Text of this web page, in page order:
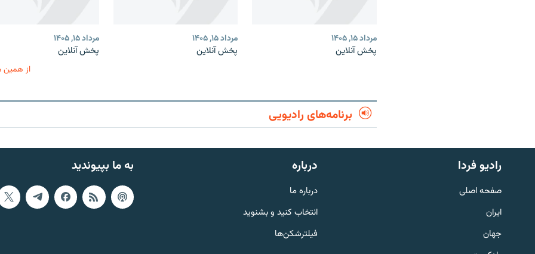
English
به ما بپیوندید
مرداد ۱۵, ۱۴۰۵
پخش آنلاین
مرداد ۱۵, ۱۴۰۵
پخش آنلاین
مرداد ۱۵, ۱۴۰۵
پخش آنلاین
از همین
برنامه‌های رادیویی
به ما بپیوندید رادیو فردا
صفحه اصلی
ایران
جهان
درباره
درباره ما
انتخاب کنید و بشنوید
فیلترشکن‌ها